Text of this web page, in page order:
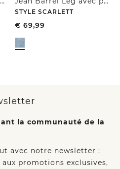
STYLE SCARLETT
€ 69,99
la communauté de la
avec notre newsletter :
promotions exclusives,